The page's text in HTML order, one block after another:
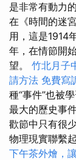
是非常有動力
在《時間的迷
用，這是1914
年，在情節開
望。 竹北月子
請方法 免費寫
種“事件”也被
最大的歷史事
歡節中只有很
物理現實聯繫
下午茶外燴，